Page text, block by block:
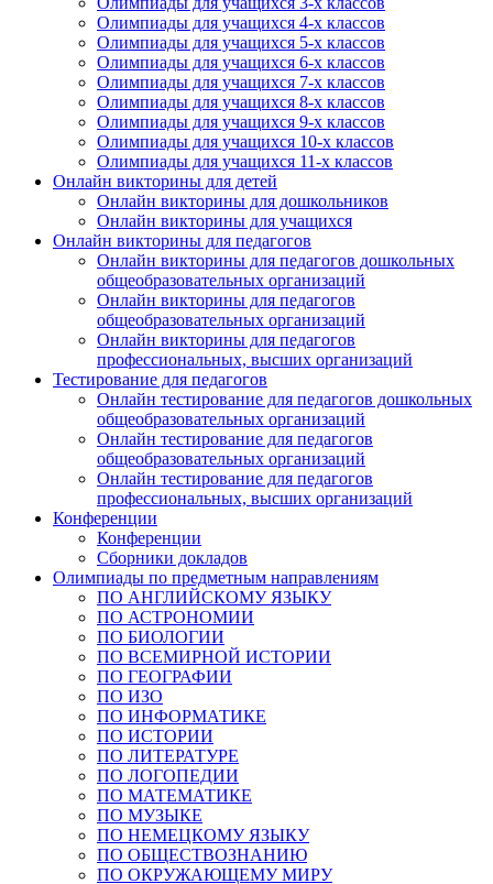
Олимпиады для учащихся 4-х классов
Олимпиады для учащихся 5-х классов
Олимпиады для учащихся 6-х классов
Олимпиады для учащихся 7-х классов
Олимпиады для учащихся 8-х классов
Олимпиады для учащихся 9-х классов
Олимпиады для учащихся 10-х классов
Олимпиады для учащихся 11-х классов
Онлайн викторины для детей
Онлайн викторины для дошкольников
Онлайн викторины для учащихся
Онлайн викторины для педагогов
Онлайн викторины для педагогов дошкольных
общеобразовательных организаций
Онлайн викторины для педагогов
общеобразовательных организаций
Онлайн викторины для педагогов
профессиональных, высших организаций
Тестирование для педагогов
Онлайн тестирование для педагогов дошкольных
общеобразовательных организаций
Онлайн тестирование для педагогов
общеобразовательных организаций
Онлайн тестирование для педагогов
профессиональных, высших организаций
Конференции
Конференции
Сборники докладов
Олимпиады по предметным направлениям
ПО АНГЛИЙСКОМУ ЯЗЫКУ
ПО АСТРОНОМИИ
ПО БИОЛОГИИ
ПО ВСЕМИРНОЙ ИСТОРИИ
ПО ГЕОГРАФИИ
ПО ИЗО
ПО ИНФОРМАТИКЕ
ПО ИСТОРИИ
ПО ЛИТЕРАТУРЕ
ПО ЛОГОПЕДИИ
ПО МАТЕМАТИКЕ
ПО МУЗЫКЕ
ПО НЕМЕЦКОМУ ЯЗЫКУ
ПО ОБЩЕСТВОЗНАНИЮ
ПО ОКРУЖАЮЩЕМУ МИРУ